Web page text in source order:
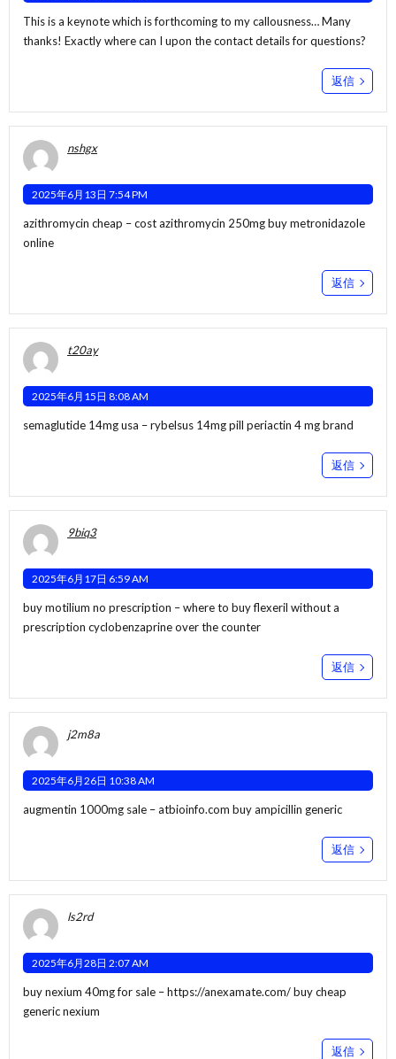
This is a keynote which is forthcoming to my callousness… Many
thanks! Exactly where can I upon the contact details for questions?
返信
nshgx
2025年6月13日 7:54 PM
azithromycin cheap –cost azithromycin 250mgbuy metronidazole
online
返信
t20ay
2025年6月15日 8:08 AM
semaglutide 14mg usa –rybelsus 14mg pill periactin 4 mg brand
返信
9biq3
2025年6月17日 6:59 AM
buy motilium no prescription –where to buy flexeril without a
prescription cyclobenzaprine over the counter
返信
j2m8a
2025年6月26日 10:38 AM
augmentin 1000mg sale –atbioinfo.com buy ampicillin generic
返信
ls2rd
2025年6月28日 2:07 AM
buy nexium 40mg for sale –https://anexamate.com/buy cheap
generic nexium
返信